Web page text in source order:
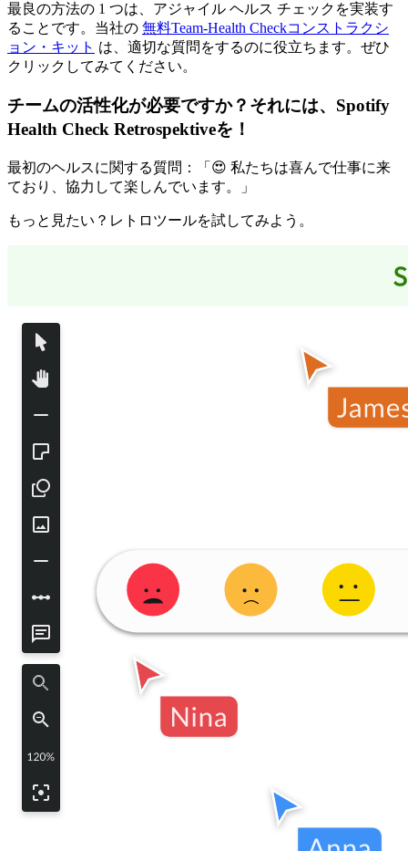
最良の方法の 1 つは、アジャイル ヘルス チェックを実装す
ることです。当社の 無料Team-Health Checkコンストラクシ
ョン・キット は、適切な質問をするのに役立ちます。ぜひ
クリックしてみてください。
チームの活性化が必要ですか？それには、 Spotify
Health Check Retrospektiveを！
最初のヘルスに関する質問：「😍 私たちは喜んで仕事に来
ており、協力して楽しんでいます。」
もっと見たい？レトロツールを試してみよう。